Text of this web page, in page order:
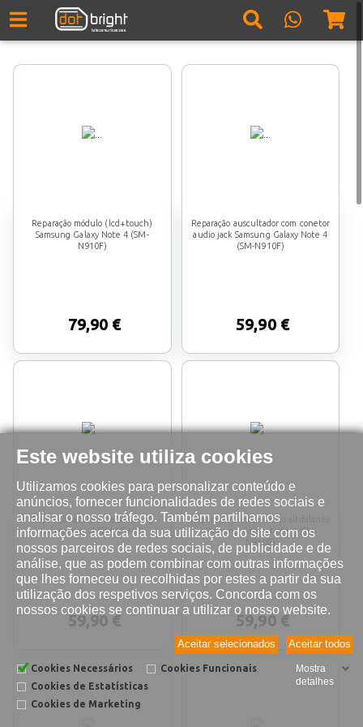
Este website utiliza cookies
Utilizamos cookies para personalizar conteúdo e
anúncios, fornecer funcionalidades de redes sociais e
analisar o nosso tráfego. Também partilhamos
informações acerca da sua utilização do site com os
nossos parceiros de redes sociais, de publicidade e de
análise, que as podem combinar com outras informações
que lhes forneceu ou recolhidas por estes a partir da sua
utilização dos respetivos serviços. Concorda com os
nossos cookies se continuar a utilizar o nosso website.
Aceitar todos
Aceitar selecionados
Cookies Necessários
Cookies Funcionais
Cookies de Estatísticas
Cookies de Marketing
Mostra
detalhes
Reparação módulo (lcd+touch)
Samsung Galaxy Note 4 (SM-
N910F)
79,90 €
Reparação auscultador com conetor
audio jack Samsung Galaxy Note 4
(SM-N910F)
59,90 €
Reparação altifalante Samsung
Galaxy Note 4 (SM-N910F)
59,90 €
Reparação carcaça inclui altifalante
Samsung Galaxy Note 4 (SM-
N910F)
59,90 €